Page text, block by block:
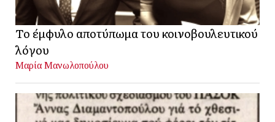
Το έμφυλο αποτύπωμα του κοινοβουλευτικού
λόγου
Μαρία Μανωλοπούλου